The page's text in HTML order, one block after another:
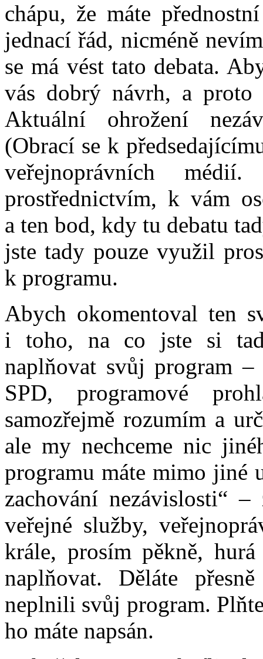
chápu, že máte
jednací řád, nicméně
se má vést tato debata.
vás dobrý návrh, a
Aktuální ohrožení
(Obrací se k
veřejnoprávních
prostřednictvím, k vám
a ten bod, kdy tu debatu
jste tady pouze využil
k programu.
Abych okomentoval ten
i toho, na co jste si
naplňovat svůj program
SPD, programové
samozřejmě rozumím a
ale my nechceme nic
programu máte mimo jiné
zachování nezávislosti“
veřejné služby,
krále, prosím pěkně,
naplňovat. Děláte
neplnili svůj program.
ho máte napsán.